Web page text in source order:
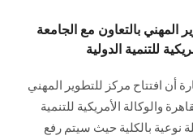
المهني بالتعاون مع الجامعة
للتنمية الدولية
أن افتتاح مركز للتطوير المهني
والوكالة الأمريكية للتنمية
نوعية بالكلية حيث سيتم رفع